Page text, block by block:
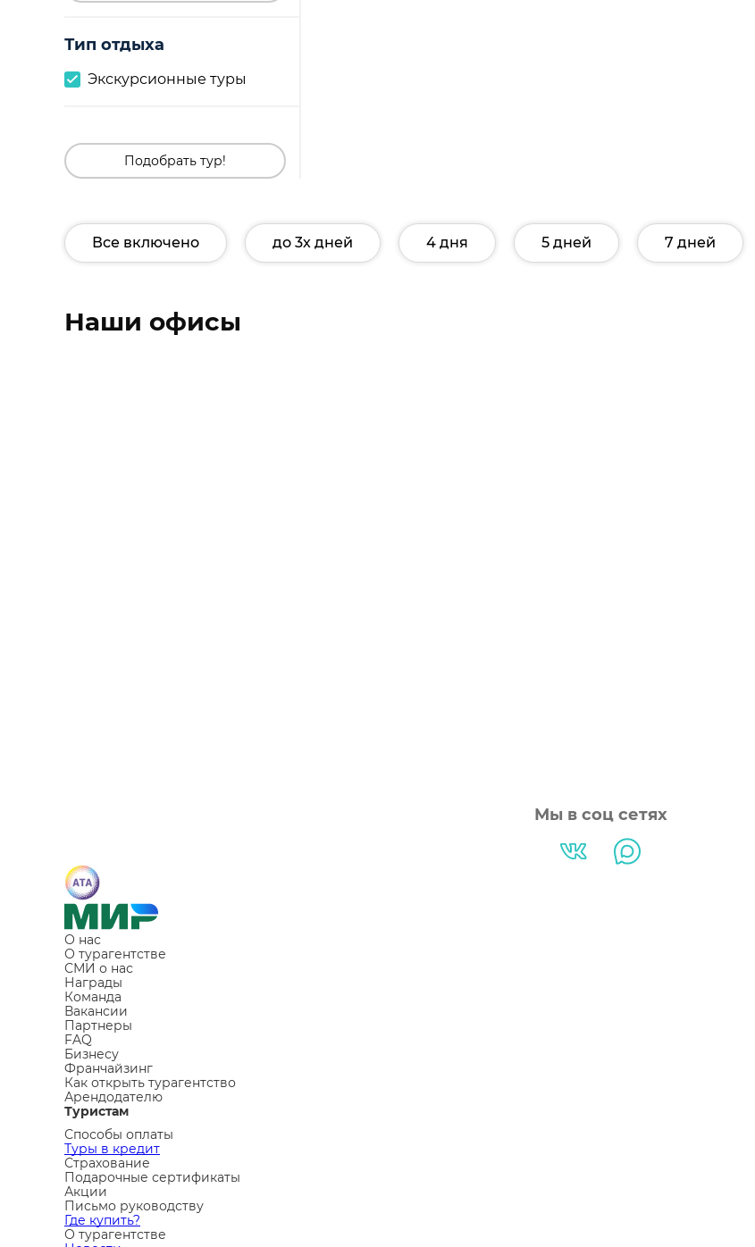
Тип отдыха
Экскурсионные туры
Подобрать тур!
Все включено до 3х дней 4 дня 5 дней 7 дней
Наши офисы
Мы в соц сетях
О нас
О турагентстве
СМИ о нас
Награды
Команда
Вакансии
Партнеры
FAQ
Бизнесу
Франчайзинг
Как открыть турагентство
Арендодателю
Туристам
Способы оплаты
Туры в кредит
Страхование
Подарочные сертификаты
Акции
Письмо руководству
Где купить?
О турагентстве